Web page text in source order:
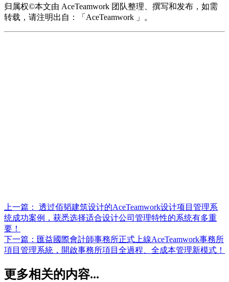
归属权©本文由 AceTeamwork 团队整理、撰写和发布，如需
转载，请注明出自：「AceTeamwork 」。
上一篇： 透过佰韬建筑设计的AceTeamwork设计项目管理系
统成功案例，获悉选择适合设计公司管理特性的系统有多重
要！
下一篇： 匯益國際會計師事務所正式上線AceTeamwork事務所
項目管理系統，開啟事務所項目全過程、全成本管理新模式！
更多相关的内容...